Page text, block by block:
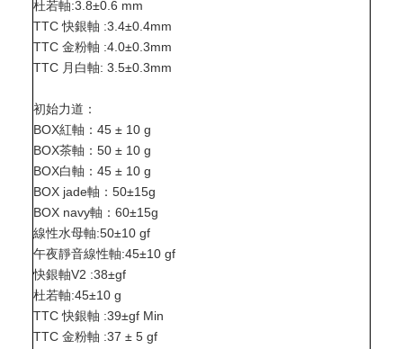
杜若軸:3.8±0.6 mm
TTC 快銀軸 :3.4±0.4mm
TTC 金粉軸 :4.0±0.3mm
TTC 月白軸: 3.5±0.3mm
初始力道：
BOX紅軸：45 ± 10 g
BOX茶軸：50 ± 10 g
BOX白軸：45 ± 10 g
BOX jade軸：50±15g
BOX navy軸：60±15g
線性水母軸:50±10 gf
午夜靜音線性軸:45±10 gf
快銀軸V2 :38±gf
杜若軸:45±10 g
TTC 快銀軸 :39±gf Min
TTC 金粉軸 :37 ± 5 gf